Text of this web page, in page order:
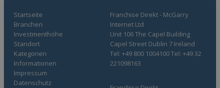
Startseite
Branchen
Investmenthöhe
Standort
Kategorien
Informationen
Impressum
Datenschutz
Franchise Direkt - McGarry
Internet Ltd
Unit 106 The Capel Building
Capel Street Dublin 7 Ireland
Tel: +49 800 1004100 Tel: +49 32
221098163